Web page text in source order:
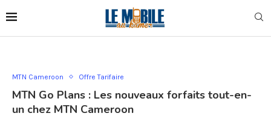
MTN Cameroon Offre Tarifaire
MTN Go Plans : Les nouveaux forfaits tout-en-
un chez MTN Cameroon